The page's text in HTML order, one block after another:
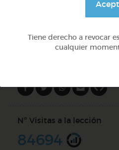
Nº Visitas a la lección
84694
Tiene derecho a revocar
cualquier